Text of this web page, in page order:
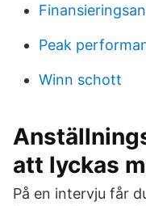
Peak
Winn schott
att lyckas
På en intervju får